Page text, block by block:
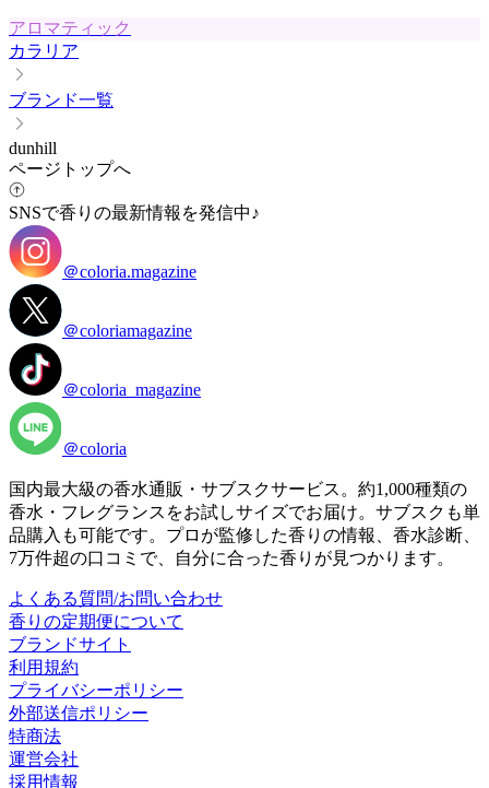
アロマティック
カラリア
ブランド一覧
dunhill
ページトップへ
SNSで香りの最新情報を発信中♪
＠coloria.magazine
＠coloriamagazine
＠coloria_magazine
＠coloria
国内最大級の香水通販・サブスクサービス。約1,000種類の
香水・フレグランスをお試しサイズでお届け。サブスクも単
品購入も可能です。プロが監修した香りの情報、香水診断、
7万件超の口コミで、自分に合った香りが見つかります。
よくある質問/お問い合わせ
香りの定期便について
ブランドサイト
利用規約
プライバシーポリシー
外部送信ポリシー
特商法
運営会社
採用情報